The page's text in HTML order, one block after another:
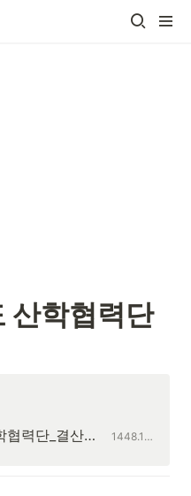
학협력단
2009회계연도_산학협력단_결산서.pdf
1448.1KB